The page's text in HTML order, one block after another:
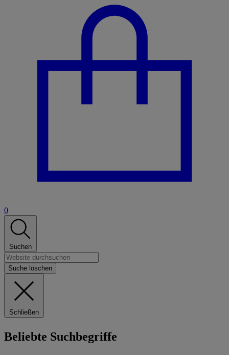
0
Suchen
Suche löschen
Schließen
Beliebte Suchbegriffe